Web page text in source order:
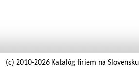
(c) 2010-2026 Katalóg firiem na Slovensku